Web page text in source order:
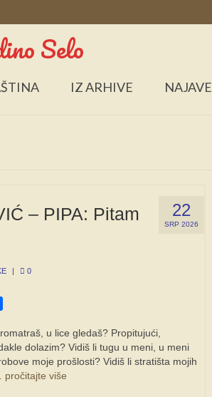
IZ ARHIVE NAJAVE
22
SRP 2026
– PIPA: Pitam
| 0
u lice gledaš? Propitujući,
dolazim? Vidiš li tugu u meni, u meni
moje prošlosti? Vidiš li stratišta mojih
pročitajte više